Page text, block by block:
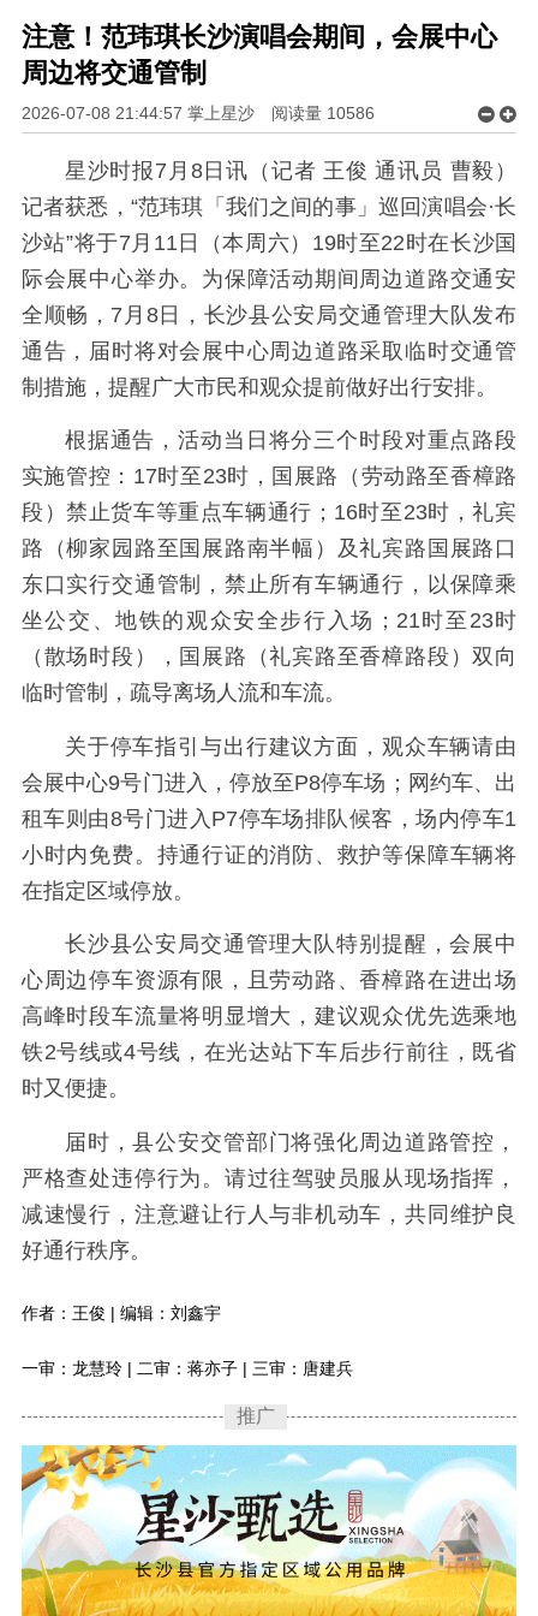
注意！范玮琪长沙演唱会期间，会展中心
周边将交通管制
2026-07-08 21:44:57 掌上星沙 阅读量 10586
星沙时报7月8日讯（记者 王俊 通讯员 曹毅）
记者获悉，“范玮琪「我们之间的事」巡回演唱会·长
沙站”将于7月11日（本周六）19时至22时在长沙国
际会展中心举办。为保障活动期间周边道路交通安
全顺畅，7月8日，长沙县公安局交通管理大队发布
通告，届时将对会展中心周边道路采取临时交通管
制措施，提醒广大市民和观众提前做好出行安排。
根据通告，活动当日将分三个时段对重点路段
实施管控：17时至23时，国展路（劳动路至香樟路
段）禁止货车等重点车辆通行；16时至23时，礼宾
路（柳家园路至国展路南半幅）及礼宾路国展路口
东口实行交通管制，禁止所有车辆通行，以保障乘
坐公交、地铁的观众安全步行入场；21时至23时
（散场时段），国展路（礼宾路至香樟路段）双向
临时管制，疏导离场人流和车流。
关于停车指引与出行建议方面，观众车辆请由
会展中心9号门进入，停放至P8停车场；网约车、出
租车则由8号门进入P7停车场排队候客，场内停车1
小时内免费。持通行证的消防、救护等保障车辆将
在指定区域停放。
长沙县公安局交通管理大队特别提醒，会展中
心周边停车资源有限，且劳动路、香樟路在进出场
高峰时段车流量将明显增大，建议观众优先选乘地
铁2号线或4号线，在光达站下车后步行前往，既省
时又便捷。
届时，县公安交管部门将强化周边道路管控，
严格查处违停行为。请过往驾驶员服从现场指挥，
减速慢行，注意避让行人与非机动车，共同维护良
好通行秩序。
作者：王俊 | 编辑：刘鑫宇
一审：龙慧玲 | 二审：蒋亦子 | 三审：唐建兵
推广